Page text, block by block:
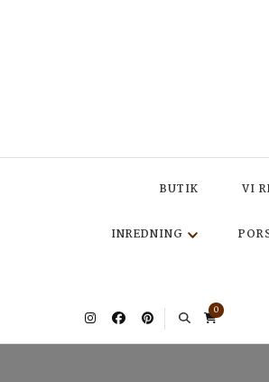
BUTIK VI
INREDNING
0